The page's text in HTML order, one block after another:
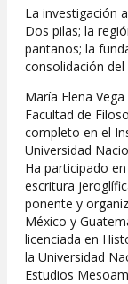
La investigación
Dos pilas; la
pantanos; la
consolidación del
María Elena Vega
Facultad de
completo en el
Universidad
Ha participado
escritura
ponente y
México y
licenciada en
la Universidad
Estudios